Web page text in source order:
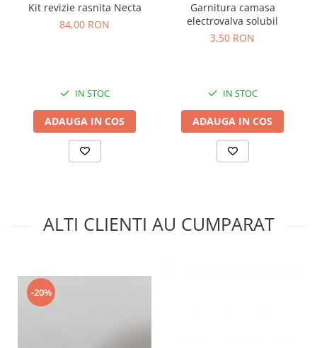
Kit revizie rasnita Necta
84,00 RON
IN STOC
ADAUGA IN COS
Garnitura camasa
electrovalva solubil
3,50 RON
IN STOC
ADAUGA IN COS
ALTI CLIENTI AU CUMPARAT
-20%